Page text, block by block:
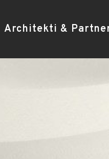
Architekti &